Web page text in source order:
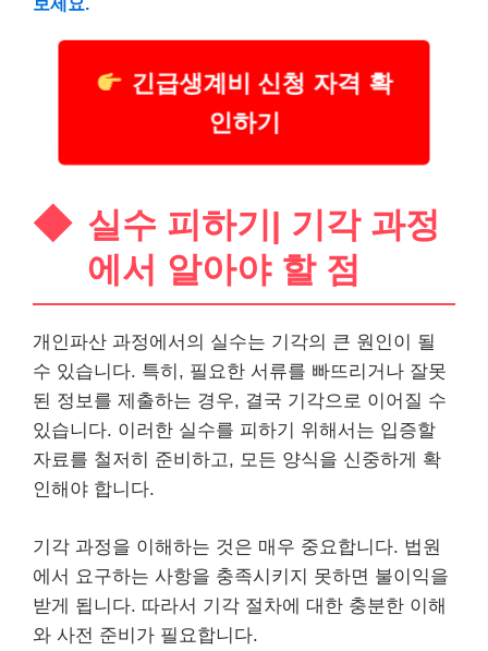
긴급생계비 신청 자격 확
인하기
실수 피하기| 기각 과정
에서 알아야 할 점
개인파산 과정에서의 실수는 기각의 큰 원인이 될
수 있습니다. 특히, 필요한 서류를 빠뜨리거나 잘못
된 정보를 제출하는 경우, 결국 기각으로 이어질 수
있습니다. 이러한 실수를 피하기 위해서는 입증할
자료를 철저히 준비하고, 모든 양식을 신중하게 확
인해야 합니다.
기각 과정을 이해하는 것은 매우 중요합니다. 법원
에서 요구하는 사항을 충족시키지 못하면 불이익을
받게 됩니다. 따라서 기각 절차에 대한 충분한 이해
와 사전 준비가 필요합니다.